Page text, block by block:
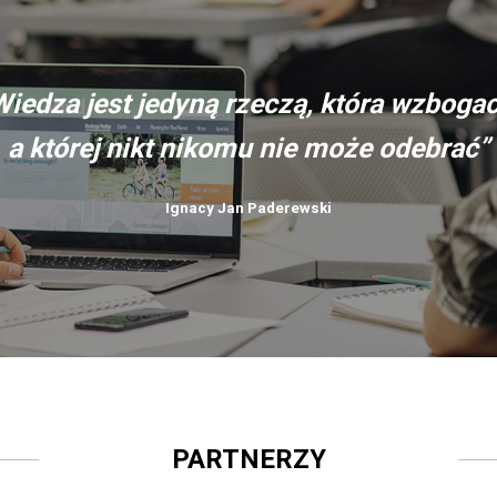
jest jedyną rzeczą, która
a której nikt nikomu nie może odebrać”
Ignacy Jan Paderewski
PARTNERZY